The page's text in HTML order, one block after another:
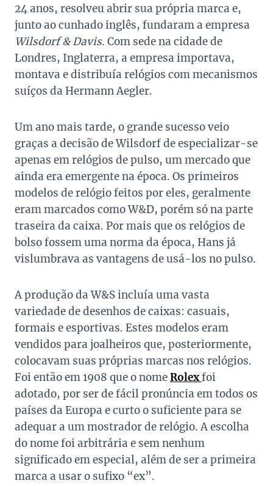
24 anos, resolveu abrir sua própria marca e,
junto ao cunhado inglês, fundaram a empresa
Wilsdorf & Davis. Com sede na cidade de
Londres, Inglaterra, a empresa importava,
montava e distribuía relógios com mecanismos
suíços da Hermann Aegler.
Um ano mais tarde, o grande sucesso veio
graças a decisão de Wilsdorf de especializar-se
apenas em relógios de pulso, um mercado que
ainda era emergente na época. Os primeiros
modelos de relógio feitos por eles, geralmente
eram marcados como W&D, porém só na parte
traseira da caixa. Por mais que os relógios de
bolso fossem uma norma da época, Hans já
vislumbrava as vantagens de usá-los no pulso.
A produção da W&S incluía uma vasta
variedade de desenhos de caixas: casuais,
formais e esportivas. Estes modelos eram
vendidos para joalheiros que, posteriormente,
colocavam suas próprias marcas nos relógios.
Foi então em 1908 que o nomeRolexfoi
adotado, por ser de fácil pronúncia em todos os
países da Europa e curto o suficiente para se
adequar a um mostrador de relógio. A escolha
do nome foi arbitrária e sem nenhum
significado em especial, além de ser a primeira
marca a usar o sufixo “ex”.